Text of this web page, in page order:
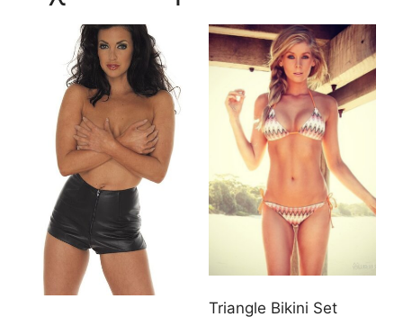
Triangle Bikini Set